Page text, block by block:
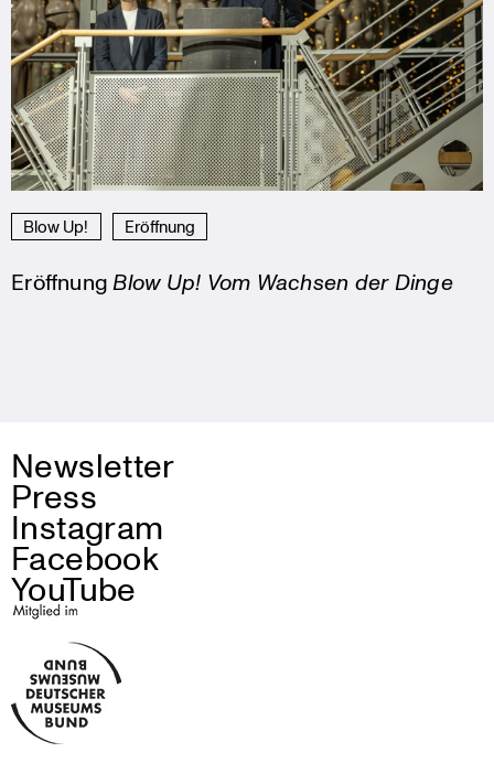
Blow Up! Eröffnung
EröffnungBlow Up! Vom Wachsen der Dinge
Newsletter
Press
Instagram
Facebook
YouTube